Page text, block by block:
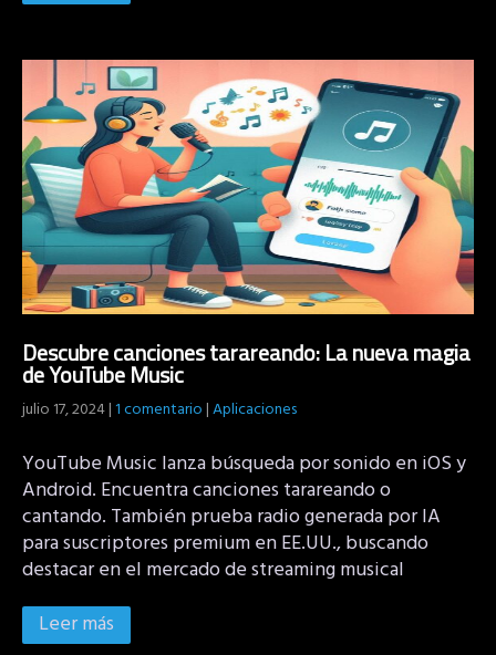
Descubre canciones tarareando: La nueva magia
de YouTube Music
julio 17, 2024|1 comentario|Aplicaciones
YouTube Music lanza búsqueda por sonido en iOS y
Android. Encuentra canciones tarareando o
cantando. También prueba radio generada por IA
para suscriptores premium en EE.UU., buscando
destacar en el mercado de streaming musical
Leer más